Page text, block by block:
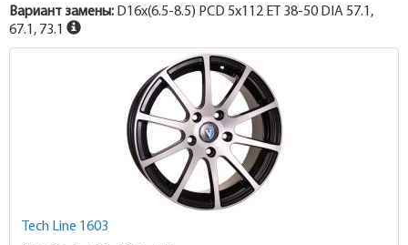
Вариант замены: D16x(6.5-8.5) PCD 5x112 ET 38-50 DIA 57.1,
67.1, 73.1
Tech Line 1603